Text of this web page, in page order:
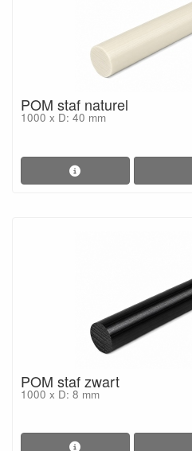
POM staf naturel
1000 x D: 40 mm
POM staf zwart
1000 x D: 8 mm